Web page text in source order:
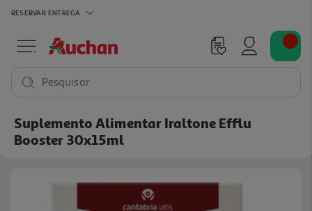
RESERVAR ENTREGA
Pesquisar
Suplemento Alimentar Iraltone Efflu
Booster 30x15ml